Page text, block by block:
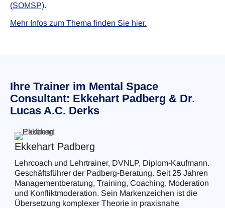
(SOMSP).
Mehr Infos zum Thema finden Sie hier.
Ihre Trainer im Mental Space
Consultant: Ekkehart Padberg & Dr.
Lucas A.C. Derks
Ekkehart Padberg
Lehrcoach und Lehrtrainer, DVNLP, Diplom-Kaufmann.
Geschäftsführer der Padberg-Beratung. Seit 25 Jahren
Managementberatung, Training, Coaching, Moderation
und Konfliktmoderation. Sein Markenzeichen ist die
Übersetzung komplexer Theorie in praxisnahe